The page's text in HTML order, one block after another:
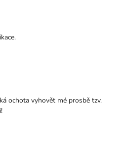
5 hvězdiček.
5 hvězdiček.
ochota vyhovět mé prosbě tzv.